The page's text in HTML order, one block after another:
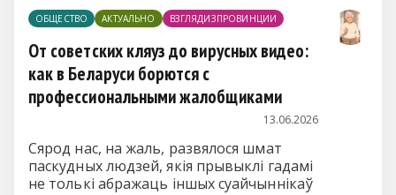
адрас ваенкаматаў
для малалетніх палонных канцлагераў.
Замольвала грахі...
ОБЩЕСТВО АКТУАЛЬНО ВЗГЛЯДИЗПРОВИНЦИИ
От советских кляуз до вирусных видео:
как в Беларуси борются с
профессиональными жалобщиками
13.06.2026
Сярод нас, на жаль, развялося шмат
паскудных людзей, якія прывыклі гадамі
не толькі абражаць іншых суайчыннікаў